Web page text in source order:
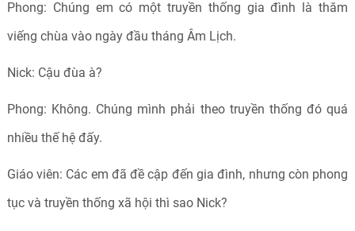
Phong: Chúng em có một truyền thống gia đình là thăm
viếng chùa vào ngày đầu tháng Âm Lịch.
Nick: Cậu đùa à?
Phong: Không. Chúng mình phải theo truyền thống đó quá
nhiều thế hệ đấy.
Giáo viên: Các em đã đề cập đến gia đình, nhưng còn phong
tục và truyền thống xã hội thì sao Nick?